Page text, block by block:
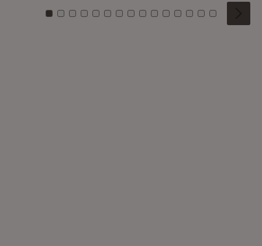
Zu Kachel: 0
Zu Kachel: 1
Zu Kachel: 2
Zu Kachel: 3
Zu Kachel: 4
Zu Kachel: 5
Zu Kachel: 6
Zu Kachel: 7
Zu Kachel: 8
Zu Kachel: 9
Zu Kachel: 10
Zu Kachel: 11
Zu Kachel: 12
Zu Kachel:
Zu